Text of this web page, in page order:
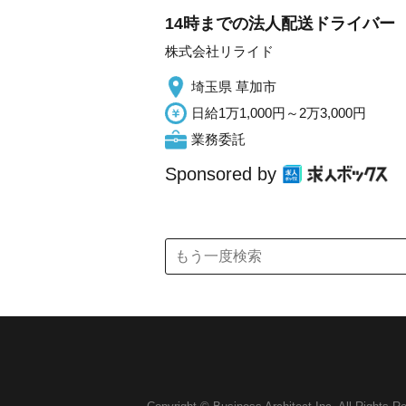
14時までの法人配送ドライバー
株式会社リライド
埼玉県 草加市
日給1万1,000円～2万3,000円
業務委託
Sponsored by